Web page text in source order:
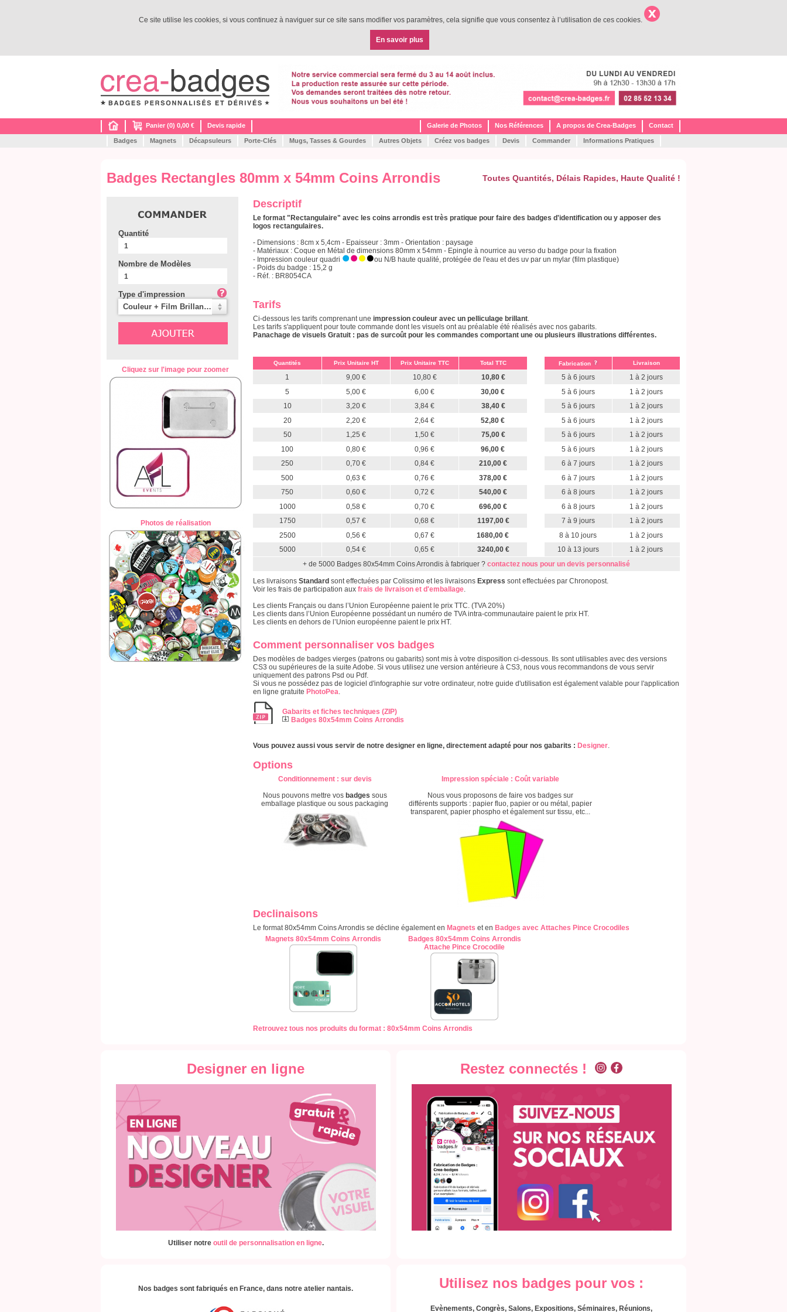
Ce site utilise les cookies, si vous continuez à naviguer sur ce site sans modifier vos paramètres, cela signifie que vous consentez à l’utilisation de ces cookies.
En savoir plus
Panier (0) 0,00 € Devis rapide Galerie de Photos Nos Références A propos de Crea-Badges Contact
Badges Magnets Décapsuleurs Porte-Clés Mugs, Tasses & Gourdes Autres Objets Créez vos badges Devis Commander Informations Pratiques
Badges Rectangles 80mm x 54mm Coins Arrondis Toutes Quantités, Délais Rapides, Haute Qualité !
Quantité
Nombre de Modèles
Type d'impression
Couleur + Film Brillant (Mylar) (5%)
Cliquez sur l'image pour zoomer
Photos de réalisation
Descriptif
Le format "Rectangulaire" avec les coins arrondis est très pratique pour faire des badges d'identification ou y apposer des
logos rectangulaires.
- Dimensions : 8cm x 5,4cm - Epaisseur : 3mm - Orientation : paysage
- Matériaux : Coque en Métal de dimensions 80mm x 54mm - Epingle à nourrice au verso du badge pour la fixation
- Impression couleur quadri
ou N/B haute qualité, protégée de l'eau et des uv par un mylar (film plastique)
- Poids du badge : 15,2 g
- Réf. : BR8054CA
Tarifs
Ci-dessous les tarifs comprenant une impression couleur avec un pelliculage brillant.
Les tarifs s'appliquent pour toute commande dont les visuels ont au préalable été réalisés avec nos gabarits.
Panachage de visuels Gratuit : pas de surcoût pour les commandes comportant une ou plusieurs illustrations différentes.
Quantités Prix Unitaire HT Prix Unitaire TTC Total TTC Fabrication Livraison
1 9,00 € 10,80 € 10,80 € 5 à 6 jours
1 à 2 jours
5
5,00 € 6,00 € 30,00 € 5 à 6 jours
1 à 2 jours
10
3,20 € 3,84 € 38,40 € 5 à 6 jours
1 à 2 jours
20
2,20 € 2,64 € 52,80 € 5 à 6 jours
1 à 2 jours
50
1,25 € 1,50 € 75,00 € 5 à 6 jours
1 à 2 jours
100
0,80 € 0,96 € 96,00 € 5 à 6 jours
1 à 2 jours
250
0,70 € 0,84 € 210,00 € 6 à 7 jours
1 à 2 jours
500
0,63 € 0,76 € 378,00 € 6 à 7 jours
1 à 2 jours
750
0,60 € 0,72 € 540,00 € 6 à 8 jours
1 à 2 jours
1000
0,58 € 0,70 € 696,00 € 6 à 8 jours
1 à 2 jours
1750
0,57 € 0,68 € 1197,00 € 7 à 9 jours
1 à 2 jours
2500
0,56 € 0,67 € 1680,00 € 8 à 10 jours
1 à 2 jours
5000
0,54 € 0,65 € 3240,00 € 10 à 13 jours
1 à 2 jours
+ de 5000 Badges 80x54mm Coins Arrondis à fabriquer ? contactez nous pour un devis personnalisé
Les livraisons Standard sont effectuées par Colissimo et les livraisons Express sont effectuées par Chronopost.
Voir les frais de participation aux frais de livraison et d'emballage.
Les clients Français ou dans l’Union Européenne paient le prix TTC. (TVA 20%)
Les clients dans l’Union Européenne possédant un numéro de TVA intra-communautaire paient le prix HT.
Les clients en dehors de l’Union européenne paient le prix HT.
Comment personnaliser vos badges
Des modèles de badges vierges (patrons ou gabarits) sont mis à votre disposition ci-dessous. Ils sont utilisables avec des versions
CS3 ou supérieures de la suite Adobe. Si vous utilisez une version antérieure à CS3, nous vous recommandons de vous servir
uniquement des patrons Psd ou Pdf.
Si vous ne possédez pas de logiciel d'infographie sur votre ordinateur, notre guide d'utilisation est également valable pour l'application
en ligne gratuite PhotoPea.
Gabarits et fiches techniques (ZIP)
Badges 80x54mm Coins Arrondis
Vous pouvez aussi vous servir de notre designer en ligne, directement adapté pour nos gabarits : Designer.
Options
Conditionnement: sur devis
Nous pouvons mettre vos badges sous
emballage plastique ou sous packaging
Impression spéciale : Coût variable
Nous vous proposons de faire vos badges sur
différents supports : papier fluo, papier or ou métal, papier
transparent, papier phospho et également sur tissu, etc...
Declinaisons
Le format 80x54mm Coins Arrondis se décline également en Magnets et en Badges avec Attaches Pince Crocodiles
Magnets 80x54mm Coins Arrondis
Badges 80x54mm Coins Arrondis
Attache Pince Crocodile
Retrouvez tous nos produits du format : 80x54mm Coins Arrondis
Designer en ligne
Utiliser notre outil de personnalisation en ligne.
Restez connectés !
Nos badges sont fabriqués en France, dans notre atelier nantais. Utilisez nos badges pour vos :
Evènements, Congrès, Salons, Expositions, Séminaires, Réunions,